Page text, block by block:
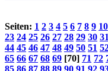
Seiten: 1 2 3 4 5 6 7 8 9 10
23 24 25 26 27 28 29 30 31
44 45 46 47 48 49 50 51
65 66 67 68 69 [70] 71 72
85 86 87 88 89 90 91 92